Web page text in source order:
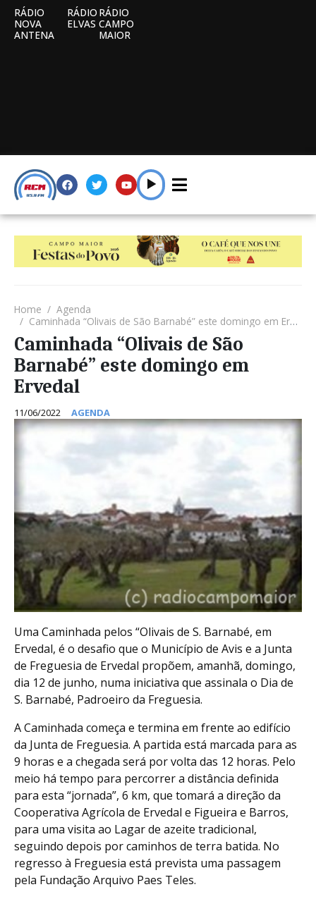
RÁDIO
NOVA
ANTENA
RÁDIO
ELVAS
RÁDIO
CAMPO
MAIOR
Home
Agenda
Caminhada “Olivais de São Barnabé” este domingo em Ervedal
Caminhada “Olivais de São
Barnabé” este domingo em
Ervedal
11/06/2022 AGENDA
Uma Caminhada pelos “Olivais de S. Barnabé, em
Ervedal, é o desafio que o Município de Avis e a Junta
de Freguesia de Ervedal propõem, amanhã, domingo,
dia 12 de junho, numa iniciativa que assinala o Dia de
S. Barnabé, Padroeiro da Freguesia.
A Caminhada começa e termina em frente ao edifício
da Junta de Freguesia. A partida está marcada para as
9 horas e a chegada será por volta das 12 horas. Pelo
meio há tempo para percorrer a distância definida
para esta “jornada”, 6 km, que tomará a direção da
Cooperativa Agrícola de Ervedal e Figueira e Barros,
para uma visita ao Lagar de azeite tradicional,
seguindo depois por caminhos de terra batida. No
regresso à Freguesia está prevista uma passagem
pela Fundação Arquivo Paes Teles.